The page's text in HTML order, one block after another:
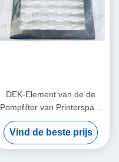
DEK-Element van de de
Pompfilter van Printerspare
parts vacuum 163551
Oorspronkelijk Nieuw Nieuw
Exemplaar
Vind de beste prijs